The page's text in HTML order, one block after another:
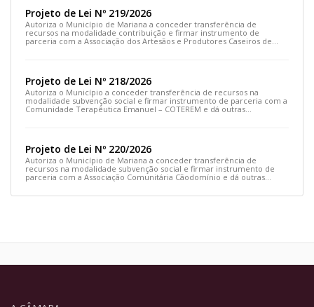
Projeto de Lei Nº 219/2026
Autoriza o Município de Mariana a conceder transferência de
recursos na modalidade contribuição e firmar instrumento de
parceria com a Associação dos Artesãos e Produtores Caseiros de
Projeto de Lei Nº 218/2026
Autoriza o Município a conceder transferência de recursos na
modalidade subvenção social e firmar instrumento de parceria com a
Comunidade Terapêutica Emanuel – COTEREM e dá outras
Projeto de Lei Nº 220/2026
Autoriza o Município de Mariana a conceder transferência de
recursos na modalidade subvenção social e firmar instrumento de
parceria com a Associação Comunitária Cãodomínio e dá outras